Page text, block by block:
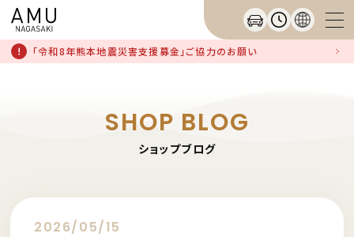
「令和8年熊本地震災害支援募金」ご協力のお願い
SHOP BLOG
ショップブログ
2026/05/15